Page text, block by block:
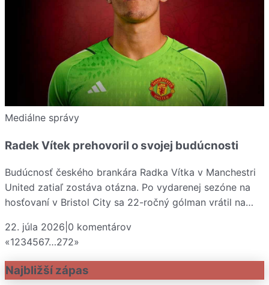
Mediálne správy
Radek Vítek prehovoril o svojej budúcnosti
Budúcnosť českého brankára Radka Vítka v Manchestri
United zatiaľ zostáva otázna. Po vydarenej sezóne na
hosťovaní v Bristol City sa 22-ročný gólman vrátil na…
22. júla 2026 0 komentárov
«1234567…272»
Najbližší zápas